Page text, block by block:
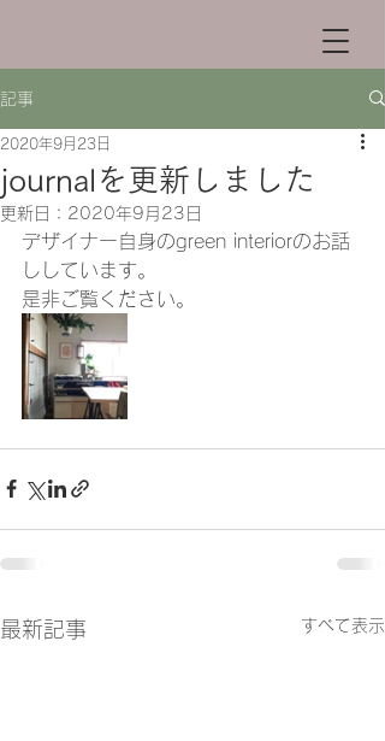
記事
journalを更新しました
2020年9月23日
更新日： 2020年9月23日
デザイナー自身のgreen interiorのお話
ししています。
是非ご覧ください。
最新記事 すべて表示